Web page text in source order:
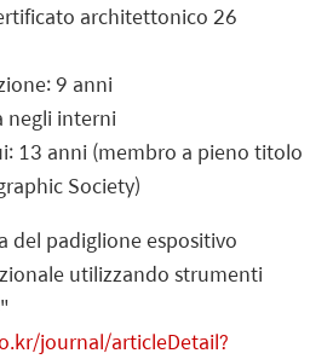
architettonico 26
9 anni
negli interni
13 anni (membro a pieno titolo
Society)
del padiglione espositivo
utilizzando strumenti
journal/articleDetail?